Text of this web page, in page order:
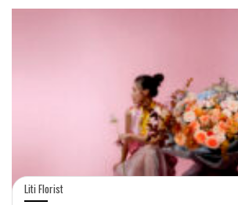
Liti Florist